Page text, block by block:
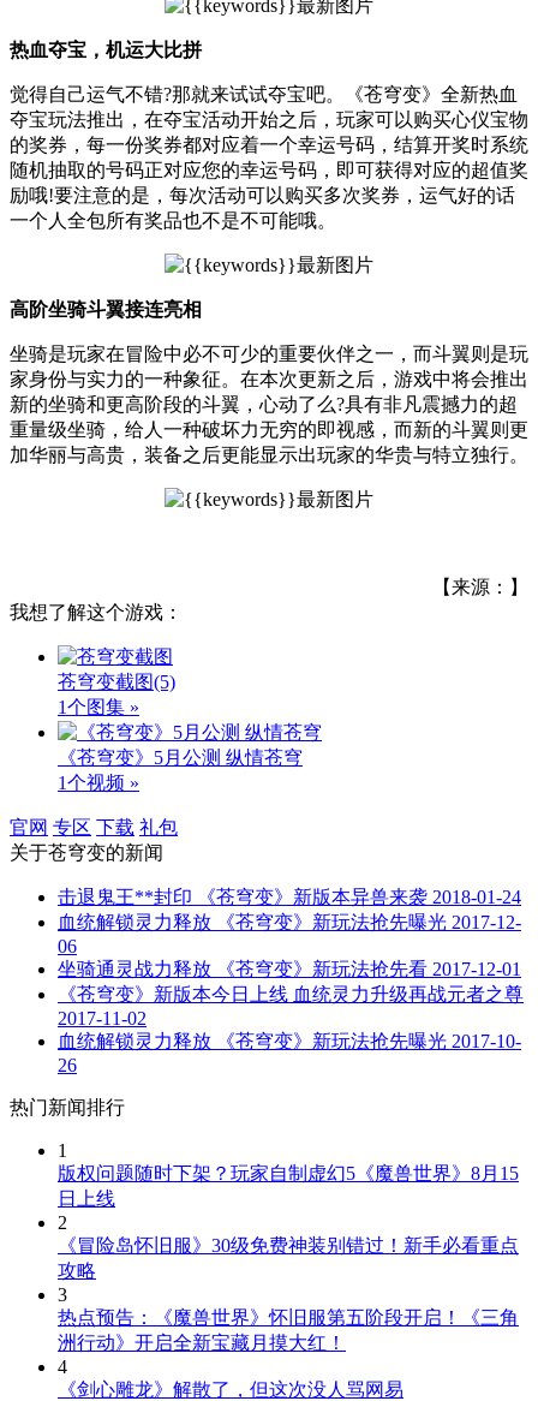
热血夺宝，机运大比拼
觉得自己运气不错?那就来试试夺宝吧。《苍穹变》全新热血
夺宝玩法推出，在夺宝活动开始之后，玩家可以购买心仪宝物
的奖券，每一份奖券都对应着一个幸运号码，结算开奖时系统
随机抽取的号码正对应您的幸运号码，即可获得对应的超值奖
励哦!要注意的是，每次活动可以购买多次奖券，运气好的话
一个人全包所有奖品也不是不可能哦。
高阶坐骑斗翼接连亮相
坐骑是玩家在冒险中必不可少的重要伙伴之一，而斗翼则是玩
家身份与实力的一种象征。在本次更新之后，游戏中将会推出
新的坐骑和更高阶段的斗翼，心动了么?具有非凡震撼力的超
重量级坐骑，给人一种破坏力无穷的即视感，而新的斗翼则更
加华丽与高贵，装备之后更能显示出玩家的华贵与特立独行。
【来源：】
我想了解这个游戏：
苍穹变截图(5)
1个图集 »
《苍穹变》5月公测 纵情苍穹
1个视频 »
官网 专区 下载 礼包
关于苍穹变的新闻
击退鬼王**封印 《苍穹变》新版本异兽来袭 2018-01-24
血统解锁灵力释放 《苍穹变》新玩法抢先曝光 2017-12-
06
坐骑通灵战力释放 《苍穹变》新玩法抢先看 2017-12-01
《苍穹变》新版本今日上线 血统灵力升级再战元者之尊
2017-11-02
血统解锁灵力释放 《苍穹变》新玩法抢先曝光 2017-10-
26
热门新闻排行
1
版权问题随时下架？玩家自制虚幻5《魔兽世界》8月15
日上线
2
《冒险岛怀旧服》30级免费神装别错过！新手必看重点
攻略
3
热点预告：《魔兽世界》怀旧服第五阶段开启！《三角
洲行动》开启全新宝藏月摸大红！
4
《剑心雕龙》解散了，但这次没人骂网易